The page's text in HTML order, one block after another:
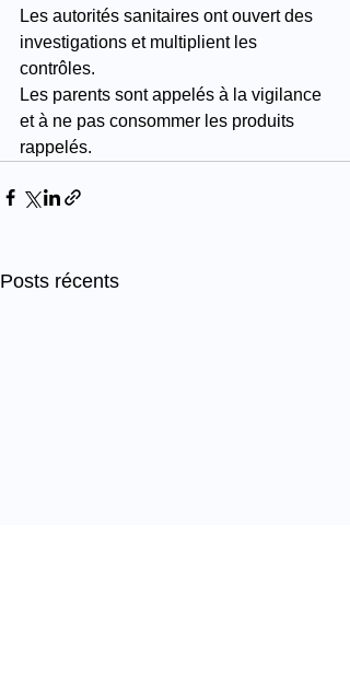
Les autorités sanitaires ont ouvert des
investigations et multiplient les
contrôles.
Les parents sont appelés à la vigilance
et à ne pas consommer les produits
rappelés.
Posts récents